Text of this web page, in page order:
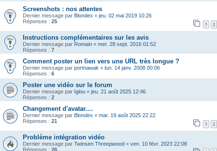
Screenshots : nos attentes
Dernier message par Blondex « jeu. 02 mai 2019 10:26
Réponses : 25 1 2
Instructions complémentaires sur les avis
Dernier message par Romain « mer. 28 sept. 2016 01:52
Réponses : 7
Comment poster un lien vers une URL très longue ?
Dernier message par portnawak « lun. 14 janv. 2008 00:06
Réponses : 6
Poster une vidéo sur le forum
Dernier message par Iglou « jeu. 21 août 2025 12:46
Réponses : 2
Changement d'avatar....
Dernier message par Blondex « mar. 19 août 2025 22:22
Réponses : 21 1 2
Problème intégration vidéo
Dernier message par Twinsen Threepwood « ven. 10 févr. 2023 22:08
Réponses : 26